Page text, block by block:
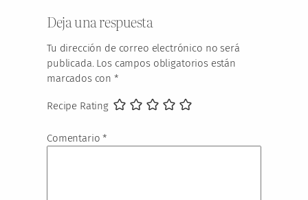
Deja una respuesta
Tu dirección de correo electrónico no será
publicada. Los campos obligatorios están
marcados con*
Recipe Rating
Comentario*